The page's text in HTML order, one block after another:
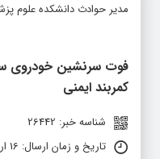
مدیر حوادث دانشکده علوم
فوت سرنشین خودروی
کمربند ایمنی
شناسه خبر: 26442
تاریخ و زمان ارسال: 16 اردیبهشت 1401 ساعت 22:50